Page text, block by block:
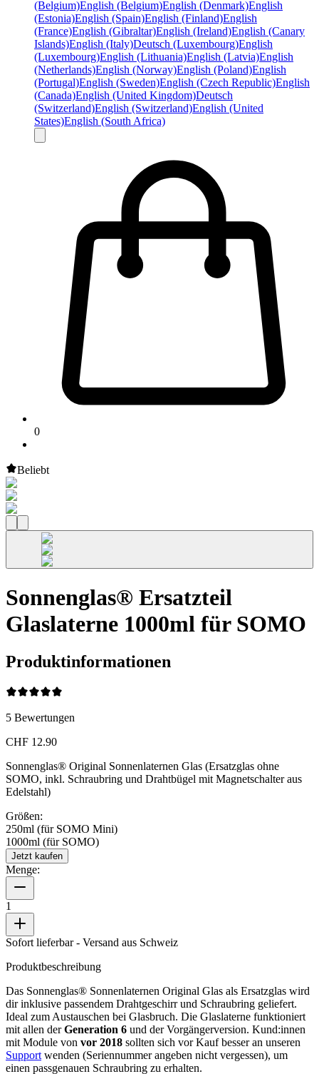
(Belgium)English (Belgium)English (Denmark)English
(Estonia)English (Spain)English (Finland)English
(France)English (Gibraltar)English (Ireland)English (Canary
Islands)English (Italy)Deutsch (Luxembourg)English
(Luxembourg)English (Lithuania)English (Latvia)English
(Netherlands)English (Norway)English (Poland)English
(Portugal)English (Sweden)English (Czech Republic)English
(Canada)English (United Kingdom)Deutsch
(Switzerland)English (Switzerland)English (United
States)English (South Africa)
0
Beliebt
Sonnenglas® Ersatzteil
Glaslaterne 1000ml für SOMO
Produktinformationen
5 Bewertungen
CHF 12.90
Sonnenglas® Original Sonnenlaternen Glas (Ersatzglas ohne
SOMO, inkl. Schraubring und Drahtbügel mit Magnetschalter aus
Edelstahl)
Größen:
250ml (für SOMO Mini)
1000ml (für SOMO)
Jetzt kaufen
Menge:
1
Sofort lieferbar - Versand aus Schweiz
Produktbeschreibung
Das Sonnenglas® Sonnenlaternen Original Glas als Ersatzglas wird
dir inklusive passendem Drahtgeschirr und Schraubring geliefert.
Ideal zum Austauschen bei Glasbruch. Die Glaslaterne funktioniert
mit allen derGeneration 6 und der Vorgängerversion. Kund:innen
mit Module von vor 2018 sollten sich vor Kauf besser an unseren
Support wenden (Seriennummer angeben nicht vergessen), um
einen passgenauen Schraubring zu erhalten.